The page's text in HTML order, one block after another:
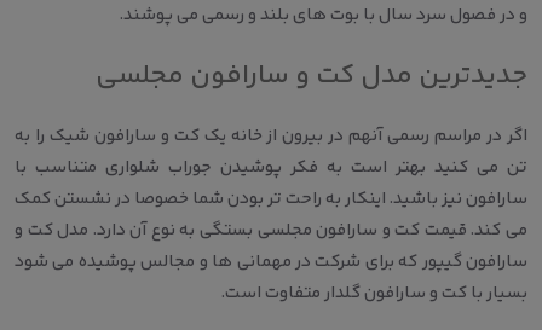
و در فصول سرد سال با بوت های بلند و رسمی می پوشند.
جدیدترین مدل کت و سارافون مجلسی
اگر در مراسم رسمی آنهم در بیرون از خانه یک کت و سارافون شیک را به
تن می کنید بهتر است به فکر پوشیدن جوراب شلواری متناسب با
سارافون نیز باشید. اینکار به راحت تر بودن شما خصوصا در نشستن کمک
می کند. قیمت کت و سارافون مجلسی بستگی به نوع آن دارد. مدل کت و
سارافون گیپور که برای شرکت در مهمانی ها و مجالس پوشیده می شود
بسیار با کت و سارافون گلدار متفاوت است.